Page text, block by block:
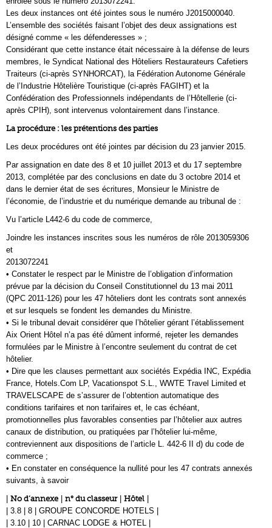
Les deux instances ont été jointes sous le numéro J2015000040.
L’ensemble des sociétés faisant l’objet des deux assignations est
désigné comme « les défenderesses » ;
Considérant que cette instance était nécessaire à la défense de leurs
membres, le Syndicat National des Hôteliers Restaurateurs Cafetiers
Traiteurs (ci-après SYNHORCAT), la Fédération Autonome Générale
de l’Industrie Hôtelière Touristique (ci-après FAGIHT) et la
Confédération des Professionnels indépendants de l’Hôtellerie (ci-
après CPIH), sont intervenus volontairement dans l’instance.
La procédure : les prétentions des parties
Les deux procédures ont été jointes par décision du 23 janvier 2015.
Par assignation en date des 8 et 10 juillet 2013 et du 17 septembre
2013, complétée par des conclusions en date du 3 octobre 2014 et
dans le dernier état de ses écritures, Monsieur le Ministre de
l’économie, de l’industrie et du numérique demande au tribunal de :
Vu l’article L442-6 du code de commerce,
Joindre les instances inscrites sous les numéros de rôle 2013059306
et
2013072241
• Constater le respect par le Ministre de l’obligation d’information
prévue par la décision du Conseil Constitutionnel du 13 mai 2011
(QPC 2011-126) pour les 47 hôteliers dont les contrats sont annexés
et sur lesquels se fondent les demandes du Ministre.
• Si le tribunal devait considérer que l’hôtelier gérant l’établissement
Aix Orient Hôtel n’a pas été dûment informé, rejeter les demandes
formulées par le Ministre à l’encontre seulement du contrat de cet
hôtelier.
• Dire que les clauses permettant aux sociétés Expédia INC, Expédia
France, Hotels.Com LP, Vacationspot S.L., WWTE Travel Limited et
TRAVELSCAPE de s’assurer de l’obtention automatique des
conditions tarifaires et non tarifaires et, le cas échéant,
promotionnelles plus favorables consenties par l’hôtelier aux autres
canaux de distribution, ou pratiquées par l’hôtelier lui-même,
contreviennent aux dispositions de l’article L. 442-6 II d) du code de
commerce ;
• En constater en conséquence la nullité pour les 47 contrats annexés
suivants, à savoir
No d’annexe n° du classeur| Hôtel
| 3.8 | 8 | GROUPE CONCORDE HOTELS |
| 3.10 | 10 | CARNAC LODGE & HOTEL |